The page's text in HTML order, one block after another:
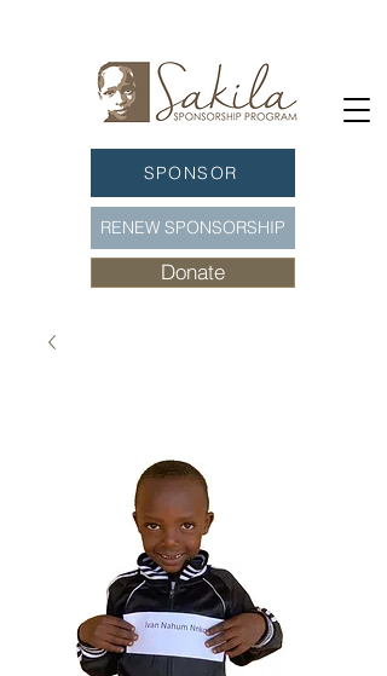
Donate
RENEW SPONSORSHIP
SPONSOR